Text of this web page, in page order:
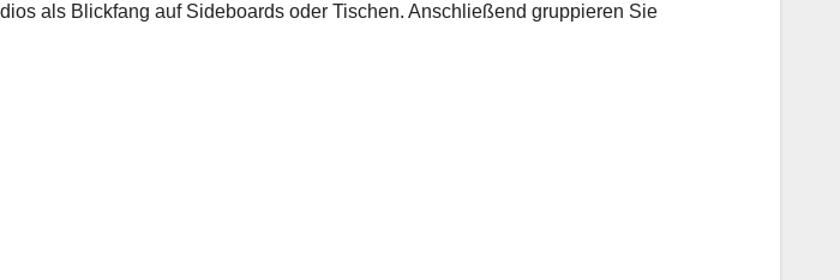
als Blickfang auf Sideboards oder Tischen. Anschließend gruppieren Sie